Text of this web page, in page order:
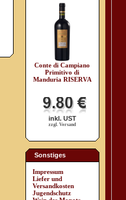
Conte di Campiano
Primitivo di
Manduria RISERVA
inkl. UST
zzgl. Versand
Sonstiges
Impressum
Liefer und
Versandkosten
Jugendschutz